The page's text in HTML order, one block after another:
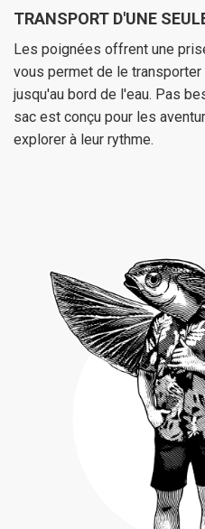
TRANSPORT D'UNE
Les poignées offrent une
vous permet de le
jusqu'au bord de l'eau. Pas
sac est conçu pour les
explorer à leur rythme.